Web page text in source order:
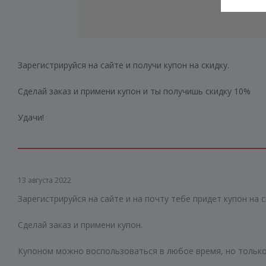
Зарегистрируйся на сайте и получи купон на скидку.
Сделай заказ и примени купон и ты получишь скидку 10%
Удачи!
13 августа 2022
Зарегистрируйся на сайте и на почту тебе придет купон на
Сделай заказ и примени купон.
Купоном можно воспользоваться в любое время, но